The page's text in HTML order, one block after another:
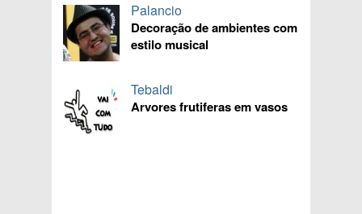
Palancio
Decoração de ambientes com
estilo musical
Tebaldi
Arvores frutiferas em vasos